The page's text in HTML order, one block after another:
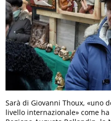
Sarà di Giovanni Thoux, «uno
livello internazionale» come